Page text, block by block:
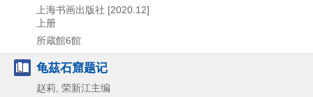
上海书画出版社 [2020.12]
上册
所蔵館6館
龟茲石窟题记
赵莉, 荣新江主编